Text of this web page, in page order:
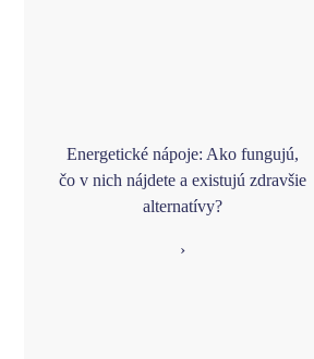
Energetické nápoje: Ako fungujú,
čo v nich nájdete a existujú zdravšie
alternatívy?
›